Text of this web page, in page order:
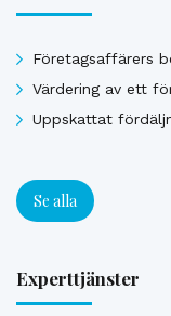
Företagsaffärers
Värdering av ett
Uppskattat
Se alla
Experttjänster